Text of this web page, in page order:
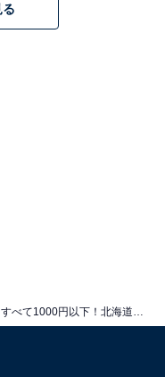
二番搾り麦汁の飲み
ビールが楽しめる併